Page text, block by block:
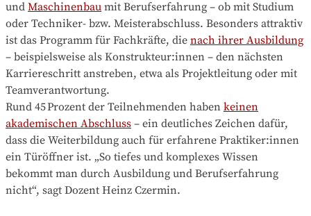
und Maschinenbau mit Berufserfahrung – ob mit Studium
oder Techniker- bzw. Meisterabschluss. Besonders attraktiv
ist das Programm für Fachkräfte, die nach ihrer Ausbildung
– beispielsweise als Konstrukteur:innen – den nächsten
Karriereschritt anstreben, etwa als Projektleitung oder mit
Teamverantwortung.
Rund 45 Prozent der Teilnehmenden haben keinen
akademischen Abschluss – ein deutliches Zeichen dafür,
dass die Weiterbildung auch für erfahrene Praktiker:innen
ein Türöffner ist. „So tiefes und komplexes Wissen
bekommt man durch Ausbildung und Berufserfahrung
nicht“, sagt Dozent Heinz Czermin.